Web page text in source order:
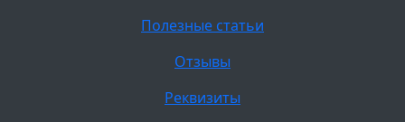
Полезные статьи
Отзывы
Реквизиты